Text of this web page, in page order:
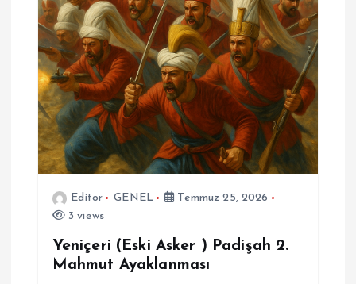
Editor GENEL
Temmuz 25, 2026
3 views
Yeniçeri (Eski Asker ) Padişah 2.
Mahmut Ayaklanması